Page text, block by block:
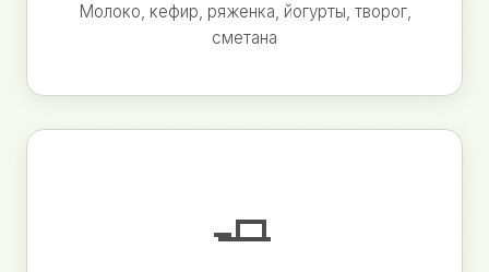
Молоко, кефир, ряженка, йогурты, творог,
сметана
🧈